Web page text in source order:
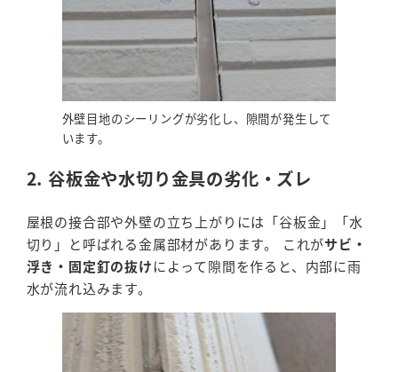
外壁目地のシーリングが劣化し、隙間が発生して
います。
2. 谷板金や水切り金具の劣化・ズレ
屋根の接合部や外壁の立ち上がりには「谷板金」「水
切り」と呼ばれる金属部材があります。 これがサビ・
浮き・固定釘の抜けによって隙間を作ると、内部に雨
水が流れ込みます。